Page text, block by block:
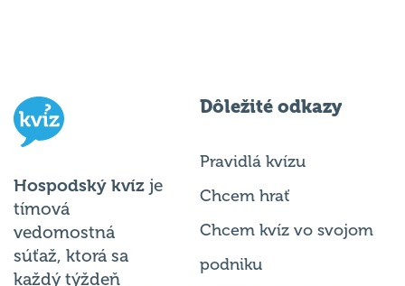
Hospodský kvíz je
tímová
vedomostná
súťaž, ktorá sa
každý týždeň
Dôležité odkazy
Pravidlá kvízu
Chcem hrať
Chcem kvíz vo svojom
podniku